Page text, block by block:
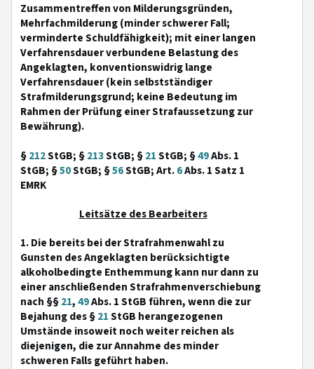
Zusammentreffen von Milderungsgründen,
Mehrfachmilderung (minder schwerer Fall;
verminderte Schuldfähigkeit); mit einer langen
Verfahrensdauer verbundene Belastung des
Angeklagten, konventionswidrig lange
Verfahrensdauer (kein selbstständiger
Strafmilderungsgrund; keine Bedeutung im
Rahmen der Prüfung einer Strafaussetzung zur
Bewährung).
§212StGB; §213StGB; §21StGB; §49Abs. 1
StGB; §50StGB; §56StGB; Art.6Abs. 1 Satz 1
EMRK
Leitsätze des Bearbeiters
1. Die bereits bei der Strafrahmenwahl zu
Gunsten des Angeklagten berücksichtigte
alkoholbedingte Enthemmung kann nur dann zu
einer anschließenden Strafrahmenverschiebung
nach §§21,49Abs. 1 StGB führen, wenn die zur
Bejahung des §21StGB herangezogenen
Umstände insoweit noch weiter reichen als
diejenigen, die zur Annahme des minder
schweren Falls geführt haben.